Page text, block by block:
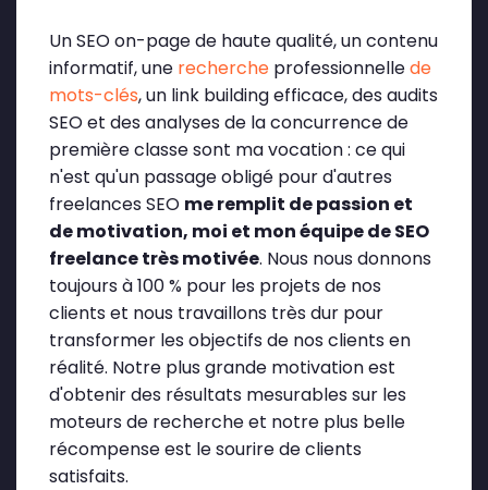
Un SEO on-page de haute qualité, un contenu
informatif, une recherche professionnellede
mots-clés, un link building efficace, des audits
SEO et des analyses de la concurrence de
première classe sont ma vocation : ce qui
n'est qu'un passage obligé pour d'autres
freelances SEO me remplit de passion et
de motivation, moi et mon équipe de SEO
freelance très motivée. Nous nous donnons
toujours à 100 % pour les projets de nos
clients et nous travaillons très dur pour
transformer les objectifs de nos clients en
réalité. Notre plus grande motivation est
d'obtenir des résultats mesurables sur les
moteurs de recherche et notre plus belle
récompense est le sourire de clients
satisfaits.